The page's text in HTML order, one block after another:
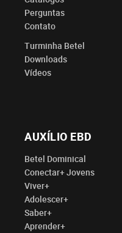
Perguntas
Contato
Turminha Betel
Downloads
Vídeos
AUXÍLIO EBD
Betel Dominical
Conectar+ Jovens
Viver+
Adolescer+
Saber+
Aprender+